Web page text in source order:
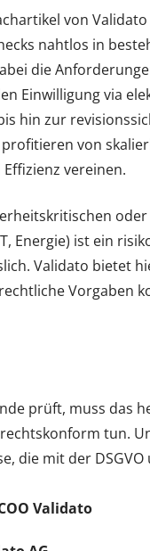
von
nahtlos in
die
Einwilligung via
hin zur
von
vereinen.
Energie) ist ein
Validato bietet
Vorgaben
prüft, muss das
tun.
die mit der
Validato